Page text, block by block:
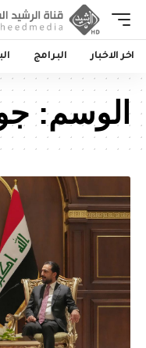
اخر الاخبار البرامج
الوسم: